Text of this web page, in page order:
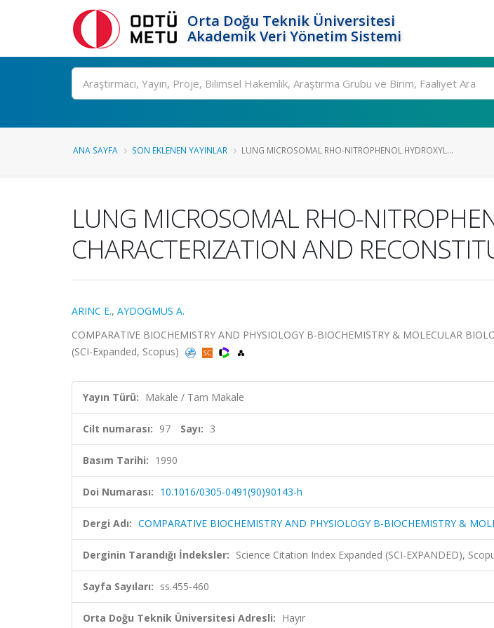
Orta Doğu Teknik Üniversitesi
Akademik Veri Yönetim Sistemi
Ara
ANA SAYFA SON EKLENEN YAYINLAR LUNG MICROSOMAL RHO-NITROPHENOL HYDROXYL...
LUNG MICROSOMAL RHO-
CHARACTERIZATION AND
ARINC E., AYDOGMUS A.
COMPARATIVE BIOCHEMISTRY AND PHYSIOLOGY B-BIOCHEMISTRY & MOLECULAR
(SCI-Expanded, Scopus)
Yayın Türü: Makale / Tam Makale
Cilt numarası: 97 Sayı: 3
Basım Tarihi: 1990
Doi Numarası: 10.1016/0305-0491(90)90143-h
Dergi Adı: COMPARATIVE BIOCHEMISTRY AND PHYSIOLOGY B-BIOCHEMISTRY &
Derginin Tarandığı İndeksler: Science Citation Index Expanded (SCI-EXPANDED),
Sayfa Sayıları: ss.455-460
Orta Doğu Teknik Üniversitesi Adresli: Hayır